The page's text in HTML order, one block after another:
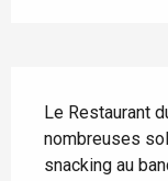
Le Restaurant
nombreuses
snacking au